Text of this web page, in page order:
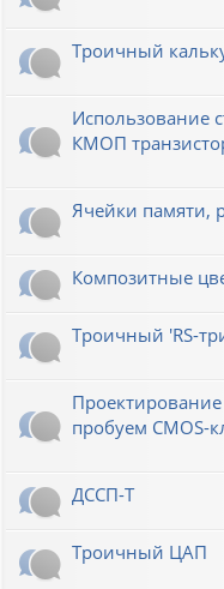
Троичный
Использование
КМОП
Ячейки памяти,
Композитные
Троичный 'RS-
пробуем CMOS-
ДССП-Т
Троичный ЦАП